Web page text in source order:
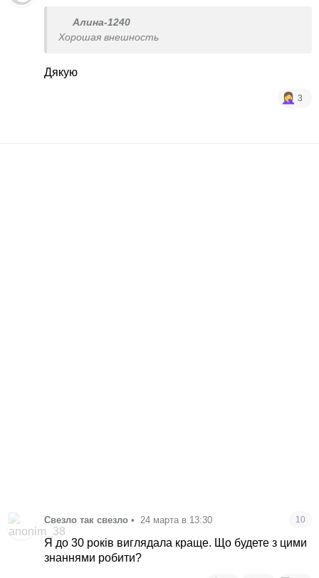
Алина-1240
Хорошая внешность
Дякую
3
Свезло так свезло • 24 марта в 13:30 10
Я до 30 років виглядала краще. Що будете з цими
знаннями робити?